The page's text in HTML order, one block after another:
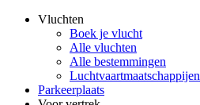
Vluchten
Boek je vlucht
Alle vluchten
Alle bestemmingen
Luchtvaartmaatschappijen
Parkeerplaats